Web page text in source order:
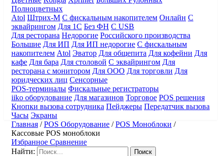
Полноцветных
Atol Штрих-М С фискальным накопителем Онлайн С
эквайрингом Для 1С Без ФН С USB
Для ресторана Недорогие Российского производства
Большие Для ИП Для ИП недорогие С фискальным
накопителем Atol Эватор Для общепита Для кофейни Для
кафе Для бара Для столовой С эквайрингом Для
ресторана с монитором Для ООО Для торговли Для
юридческих лиц Сенсорные
POS-терминалы Фискальные регистраторы
iiko оборудование Для магазинов Торговое POS решения
Кнопки вызова сотрудника Пейджеры Передатчик вызова
Часы Экраны
Главная /POS Оборудование /POS Моноблоки /
Кассовые POS моноблоки
Избранное Сравнение
Найти: